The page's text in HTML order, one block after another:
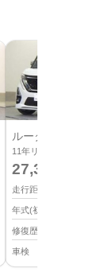
ルークス
11年リース月額定額
27,390
走行距離
年式(初度登録)
修復歴
車検